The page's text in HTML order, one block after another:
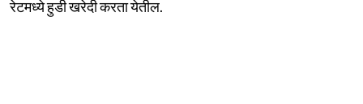
रेटमध्ये हुडी खरेदी करता येतील.